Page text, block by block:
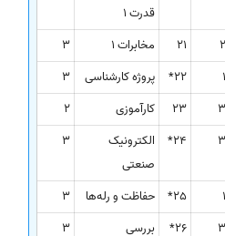
قدرت 1
2
21 مخابرات 1
3
1
22* پروژه کارشناسی
3
3
23 کارآموزی
2
3
24*
الکترونیک
صنعتی
3
1
25* حفاظت و رله‌ها
3
3
26*
بررسی
3